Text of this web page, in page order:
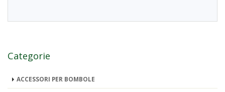
Categorie
ACCESSORI PER BOMBOLE